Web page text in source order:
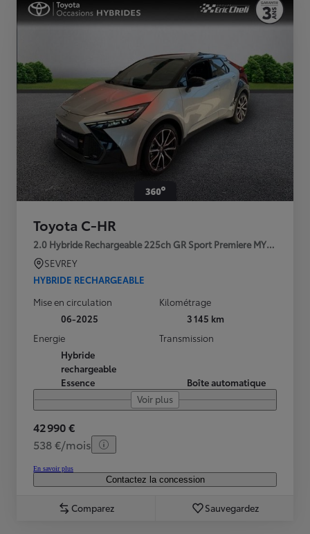
Toyota C-HR
2.0 Hybride Rechargeable 225ch GR Sport Premiere MY25
SEVREY
HYBRIDE RECHARGEABLE
Mise en circulation
06-2025
Kilométrage
3 145 km
Energie
Hybride
rechargeable
Essence
Transmission
Boîte automatique
Voir plus
42 990 €
538 €/mois
En savoir plus
Contactez la concession
Comparez Sauvegardez